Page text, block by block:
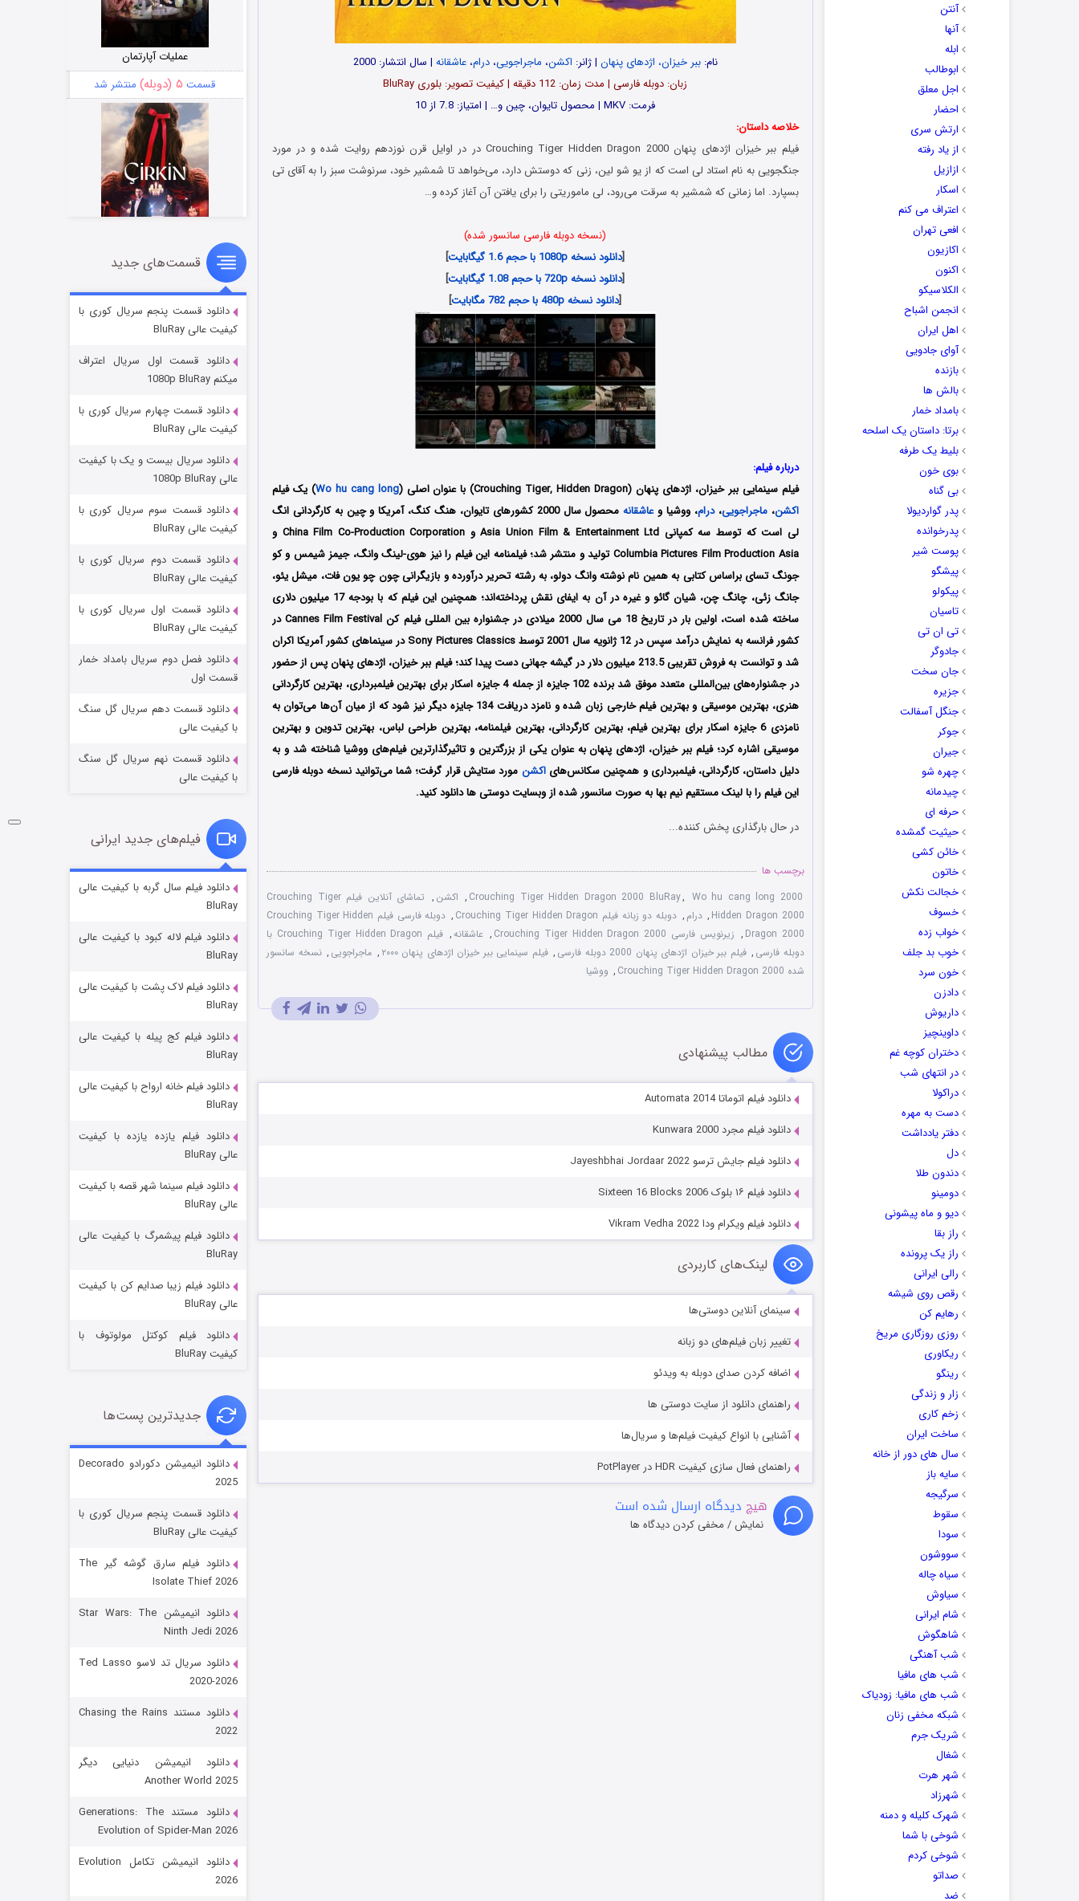
آنتن
آنها
ابله
ابوطالب
اجل معلق
احضار
ارتش سری
از یاد رفته
ازازیل
اسکار
اعتراف می کنم
افعی تهران
اکازیون
اکنون
الکلاسیکو
انجمن اشباح
اهل ایران
آوای جادویی
بازنده
بالش ها
بامداد خمار
برتا: داستان یک اسلحه
بلیط یک‌‌ طرفه
بوی خون
بی گناه
پدر گواردیولا
پدرخوانده
پوست شیر
پیشگو
پیکولو
تاسیان
تی ان تی
جادوگر
جان سخت
جزیره
جنگل آسفالت
جوکر
جیران
چهره شو
چیدمانه
حرفه ای
حیثیت گمشده
خائن کشی
خاتون
خجالت نکش
خسوف
خواب زده
خوب بد جلف
خون سرد
دادزن
داریوش
داوینچیز
دختران کوچه غم
در انتهای شب
دراکولا
دست به مهره
دفتر یادداشت
دل
دندون طلا
دومینو
دیو و ماه پیشونی
راز بقا
راز یک پرونده
رالی ایرانی
رقص روی شیشه
رهایم کن
روزی روزگاری مریخ
ریکاوری
رینگو
زار و زندگی
زخم کاری
ساخت ایران
سال های دور از خانه
سایه باز
سرگیجه
سقوط
سودا
سووشون
سیاه چاله
سیاوش
شام ایرانی
شاهگوش
شب آهنگی
شب های مافیا
شب های مافیا: زودیاک
شبکه مخفی زنان
شریک جرم
شغال
شهر هرت
شهرزاد
شهرک کلیله و دمنه
شوخی با شما
شوخی کردم
صداتو
ضد
نام:ببر خیزان، اژدهای پنهان | ژانر: اکشن، ماجراجویی،درام،عاشقانه | سال انتشار: 2000
زبان: دوبله فارسی | مدت زمان: 112 دقیقه | کیفیت تصویر: بلوری BluRay
فرمت: MKV | محصول تایوان، چین و… | امتیاز: 7.8 از 10
خلاصه داستان:
فیلم ببر خیزان اژدهای پنهان Crouching Tiger Hidden Dragon 2000 در در اوایل قرن نوزدهم روایت شده و در مورد
جنگجویی به نام استاد لی است که از یو شو لین، زنی که دوستش دارد، می‌خواهد تا شمشیر خود، سرنوشت سبز را به آقای تی
بسپارد. اما زمانی که شمشیر به سرقت می‌رود، لی ماموریتی را برای یافتن آن آغاز کرده و…
(نسخه دوبله فارسی سانسور شده)
[دانلود نسخه 1080p با حجم 1.6 گیگابایت
]
[دانلود نسخه 720p با حجم 1.08 گیگابایت
]
[دانلود نسخه 480p با حجم 782 مگابایت ]
درباره فیلم:
فیلم سینمایی ببر خیزان، اژدهای پنهان (Crouching Tiger, Hidden Dragon) با عنوان اصلی (
Wo hu cang long) یک فیلم
اکشن،ماجراجویی،درام، ووشیا وعاشقانه
محصول سال 2000 کشورهای تایوان، هنگ کنگ، آمریکا و چین به کارگردانی انگ
لی است که توسط سه کمپانی Asia Union Film & Entertainment Ltd و China Film Co-Production Corporation و
Columbia Pictures Film Production Asia تولید و منتشر شد؛ فیلمنامه این فیلم را نیز هوی-لینگ وانگ، جیمز شیمس و کو
جونگ تسای براساس کتابی به همین نام نوشته وانگ دولو، به رشته تحریر درآورده و بازیگرانی چون چو یون فات، میشل یئو،
جانگ زئی، چانگ چن، شیان گائو و غیره در آن به ایفای نقش پرداخته‌اند؛ همچنین این فیلم که با بودجه 17 میلیون دلاری
ساخته شده است، اولین بار در تاریخ 18 می سال 2000 میلادی در جشنواره بین المللی فیلم کن Cannes Film Festival در
کشور فرانسه به نمایش درآمد سپس در 12 ژانویه سال 2001 توسط Sony Pictures Classics در سینماهای کشور آمریکا اکران
شد و توانست به فروش تقریبی 213.5 میلیون دلار در گیشه جهانی دست پیدا کند؛ فیلم ببر خیزان، اژدهای پنهان پس از حضور
در جشنواره‌های بین‌المللی متعدد موفق شد برنده 102 جایزه از جمله 4 جایزه اسکار برای بهترین فیلمبرداری، بهترین کارگردانی
هنری، بهترین موسیقی و بهترین فیلم خارجی زبان شده و نامزد دریافت 134 جایزه دیگر نیز شود که از میان آن‌ها می‌توان به
نامزدی 6 جایزه اسکار برای بهترین فیلم، بهترین کارگردانی، بهترین فیلمنامه، بهترین طراحی لباس، بهترین تدوین و بهترین
موسیقی اشاره کرد؛ فیلم ببر خیزان، اژدهای پنهان به عنوان یکی از بزرگترین و تاثیرگذارترین فیلم‌های ووشیا شناخته شد و به
دلیل داستان، کارگردانی، فیلمبرداری و همچنین سکانس‌هایاکشن مورد ستایش قرار گرفت؛ شما می‌توانید نسخه دوبله فارسی
این فیلم را با لینک مستقیم نیم بها به صورت سانسور شده از وبسایت دوستی ها دانلود کنید.
در حال بارگذاری پخش کننده...
برچسب ها
Crouching Tiger Hidden Dragon 2000 BluRay, Wo hu cang long 2000
, اکشن ,
تماشای آنلاین فیلم Crouching Tiger
Hidden Dragon 2000
, درام , دوبله دو زبانه فیلم Crouching Tiger Hidden Dragon ,
دوبله فارسی فیلم Crouching Tiger Hidden
Dragon 2000
, زیرنویس فارسی Crouching Tiger Hidden Dragon 2000 , عاشقانه,
فیلم Crouching Tiger Hidden Dragon با
دوبله فارسی , فیلم ببر خیزان اژدهای پنهان 2000 دوبله فارسی , فیلم سینمایی ببر خیزان اژدهای پنهان ۲۰۰۰ , ماجراجویی , نسخه سانسور
شده Crouching Tiger Hidden Dragon 2000
, ووشیا
مطالب پیشنهادی
دانلود فیلم اتوماتا Automata 2014
دانلود فیلم مجرد Kunwara 2000
دانلود فیلم جایش ترسو Jayeshbhai Jordaar 2022
دانلود فیلم ۱۶ بلوک Sixteen 16 Blocks 2006
دانلود فیلم ویکرام ودا Vikram Vedha 2022
لینک‌های کاربردی
سینمای آنلاین دوستی‌ها
تغییر زبان فیلم‌های دو زبانه
اضافه کردن صدای دوبله به ویدئو
راهنمای دانلود از سایت دوستی ها
آشنایی با انواع کیفیت فیلم‌ها و سریال‌ها
راهنمای فعال سازی کیفیت HDR در PotPlayer
هیچ دیدگاه ارسال شده است
نمایش / مخفی کردن دیدگاه ها
عملیات آپارتمان
قسمت ۵ (دوبله) منتشر شد
سریال زشت
قسمت۲ (زیرنویس) منتشر شد
مردگان متحرک: شهر مرده ۳
شکست استوارت در نجات جهان
قسمت ۷ (زیرنویس) منتشر شد
شوگر فصل ۲
قسمت
خاندان اژدها فصل ۳
جادوگری در مغولستان
قسمت ۶ (زیرنویس)
رویایی برای تو
قسمت
قسمت‌های جدید
دانلود قسمت پنجم سریال کوری با
کیفیت عالی BluRay
دانلود قسمت اول سریال اعتراف
میکنم 1080p BluRay
دانلود قسمت چهارم سریال کوری با
کیفیت عالی BluRay
دانلود سریال بیست و یک با کیفیت
عالی 1080p BluRay
دانلود قسمت سوم سریال کوری با
کیفیت عالی BluRay
دانلود قسمت دوم سریال کوری با
کیفیت عالی BluRay
دانلود قسمت اول سریال کوری با
کیفیت عالی BluRay
دانلود فصل دوم سریال بامداد خمار
قسمت اول
دانلود قسمت دهم سریال گل سنگ
با کیفیت عالی
دانلود قسمت نهم سریال گل سنگ
با کیفیت عالی
فیلم‌های جدید ایرانی
دانلود فیلم سال گربه با کیفیت عالی
BluRay
دانلود فیلم لاله کبود با کیفیت عالی
BluRay
دانلود فیلم لاک پشت با کیفیت عالی
BluRay
دانلود فیلم کج‌ پیله با کیفیت عالی
BluRay
دانلود فیلم خانه ارواح با کیفیت عالی
BluRay
دانلود فیلم یازده یازده با کیفیت
عالی BluRay
دانلود فیلم سینما شهر قصه با کیفیت
عالی BluRay
دانلود فیلم پیشمرگ با کیفیت عالی
BluRay
دانلود فیلم زیبا صدایم کن با کیفیت
عالی BluRay
دانلود فیلم کوکتل مولوتوف با
کیفیت BluRay
جدیدترین پست‌ها
دانلود انیمیشن دکورادو Decorado
2025
دانلود قسمت پنجم سریال کوری با
کیفیت عالی BluRay
دانلود فیلم سارق گوشه گیر The
Isolate Thief 2026
دانلود انیمیشن Star Wars: The
Ninth Jedi 2026
دانلود سریال تد لاسو Ted Lasso
2020-2026
دانلود مستند Chasing the Rains
2022
دانلود انیمیشن دنیایی دیگر
Another World 2025
دانلود مستند Generations: The
Evolution of Spider-Man 2026
دانلود انیمیشن تکامل Evolution
2026